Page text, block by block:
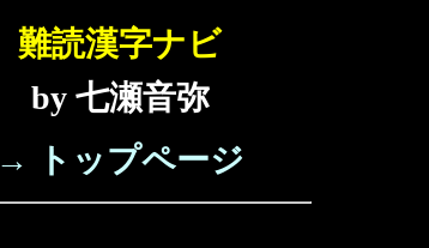
難読漢字ナビ
by 七瀬音弥
→ トップページ